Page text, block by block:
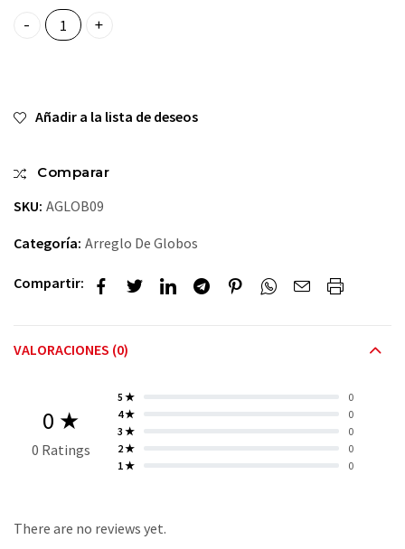
Cumpleaños sorpresa quantity
Añadir a la lista de deseos
Comparar
SKU: AGLOB09
Categoría: Arreglo De Globos
Compartir:
VALORACIONES (0)
0 ★
0 Ratings
5 ★
0
4 ★
0
3 ★
0
2 ★
0
1 ★
0
There are no reviews yet.